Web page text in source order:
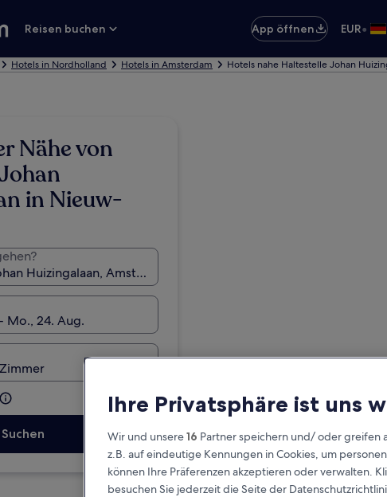
Reisen buchen
App öffnen EUR•
Hotels in Nordholland Hotels in Amsterdam Hotels nahe Haltestelle Johan
Nähe von
in Nieuw-
Mo., 24. Aug.
Suchen
Ihre Privatsphäre ist uns
Wir und unsere16 Partner speichern und/ oder greifen
z.B. auf eindeutige Kennungen in Cookies, um
können Ihre Präferenzen akzeptieren oder verwalten.
besuchen Sie jederzeit die Seite der